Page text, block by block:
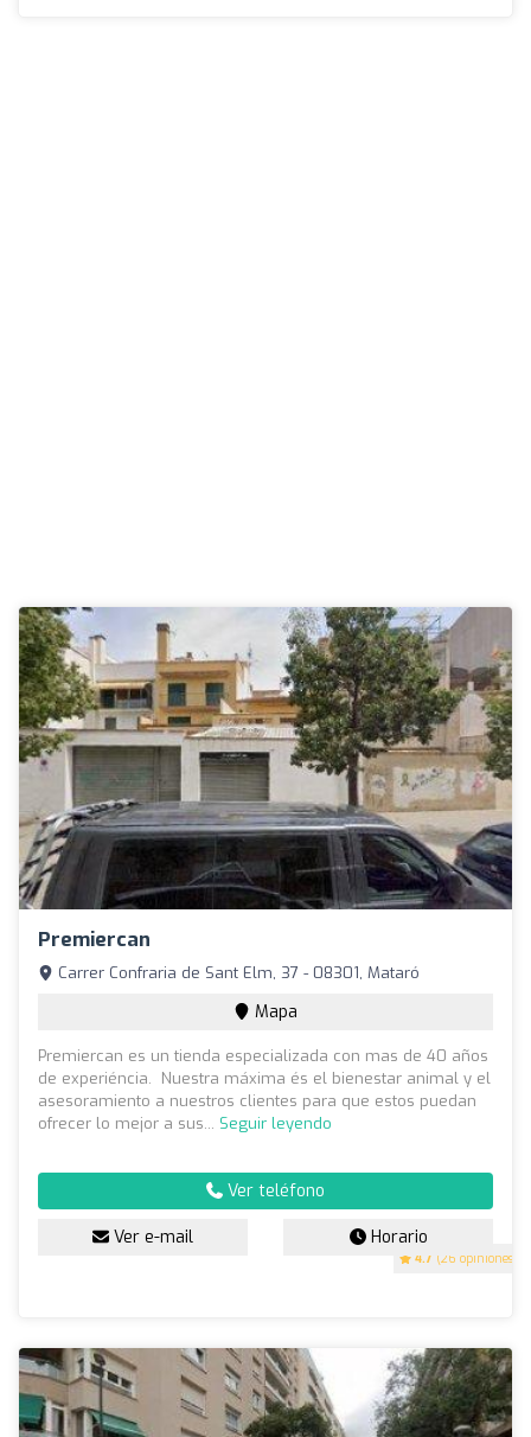
Premiercan
4.7 (26 opiniones)
Carrer Confraria de Sant Elm, 37 - 08301, Mataró
Mapa
Premiercan es un tienda especializada con mas de 40 años
de experiéncia. Nuestra máxima és el bienestar animal y el
asesoramiento a nuestros clientes para que estos puedan
ofrecer lo mejor a sus... Seguir leyendo
Ver teléfono
Ver e-mail Horario